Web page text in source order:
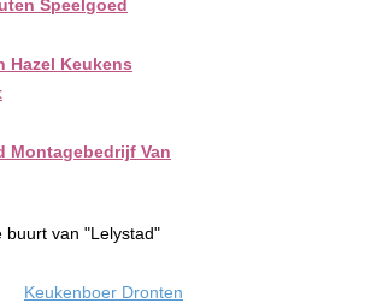
Speelgoed
Hazel Keukens
Montagebedrijf Van
buurt van "Lelystad"
Keukenboer Dronten